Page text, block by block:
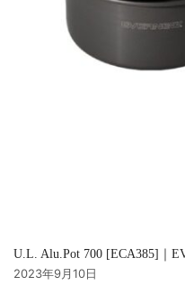
U.L. Alu.Pot 700 [ECA385]｜
2023年9月10日